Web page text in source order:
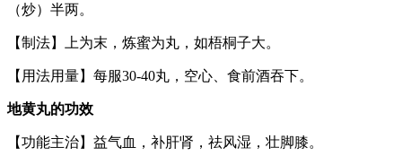
（炒）半两。
【制法】上为末，炼蜜为丸，如梧桐子大。
【用法用量】每服30-40丸，空心、食前酒吞下。
地黄丸的功效
【功能主治】益气血，补肝肾，祛风湿，壮脚膝。